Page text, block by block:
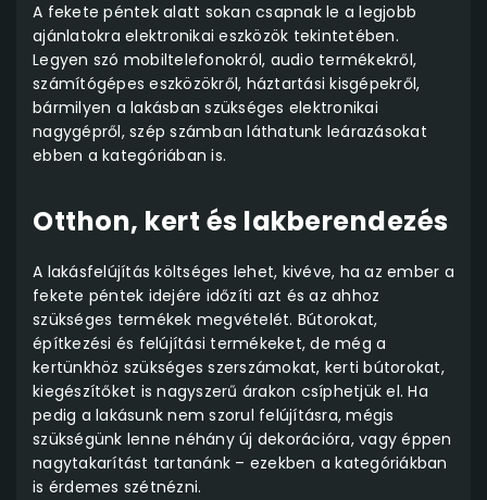
A fekete péntek alatt sokan csapnak le a legjobb
ajánlatokra elektronikai eszközök tekintetében.
Legyen szó mobiltelefonokról, audio termékekről,
számítógépes eszközökről, háztartási kisgépekről,
bármilyen a lakásban szükséges elektronikai
nagygépről, szép számban láthatunk leárazásokat
ebben a kategóriában is.
Otthon, kert és lakberendezés
A lakásfelújítás költséges lehet, kivéve, ha az ember a
fekete péntek idejére időzíti azt és az ahhoz
szükséges termékek megvételét. Bútorokat,
építkezési és felújítási termékeket, de még a
kertünkhöz szükséges szerszámokat, kerti bútorokat,
kiegészítőket is nagyszerű árakon csíphetjük el. Ha
pedig a lakásunk nem szorul felújításra, mégis
szükségünk lenne néhány új dekorációra, vagy éppen
nagytakarítást tartanánk – ezekben a kategóriákban
is érdemes szétnézni.